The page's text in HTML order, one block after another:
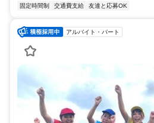
固定時間制 交通費支給 友達と応募OK
アルバイト・パート